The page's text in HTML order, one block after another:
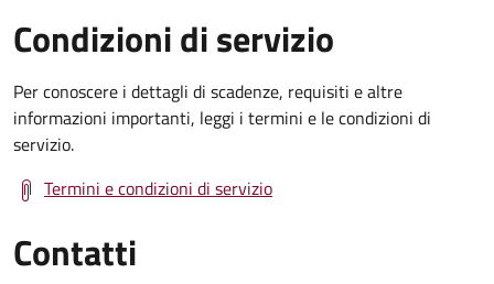
Condizioni di servizio
Per conoscere i dettagli di scadenze, requisiti e altre
informazioni importanti, leggi i termini e le condizioni di
servizio.
Termini e condizioni di servizio
Contatti